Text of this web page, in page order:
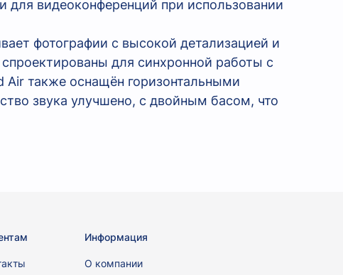
для видеоконференций при использовании
фотографии с высокой детализацией и
для синхронной работы с
также оснащён горизонтальными
звука улучшено, с двойным басом, что
Информация
О компании